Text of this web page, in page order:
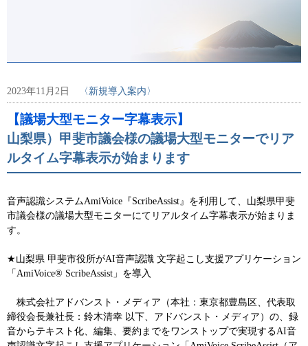
2023年11月2日 〈新規導入案内〉
【議場大型モニター字幕表示】
山梨県）甲斐市議会様の議場大型モニターでリア
ルタイム字幕表示が始まります
音声認識システムAmiVoice『ScribeAssist』を利用して、山梨県甲斐
市議会様の議場大型モニターにてリアルタイム字幕表示が始まりま
す。
★山梨県 甲斐市役所がAI音声認識 文字起こし支援アプリケーション
「AmiVoice® ScribeAssist」を導入
株式会社アドバンスト・メディア（本社：東京都豊島区、代表取
締役会長兼社長：鈴木清幸 以下、アドバンスト・メディア）の、録
音からテキスト化、編集、要約までをワンストップで実現するAI音